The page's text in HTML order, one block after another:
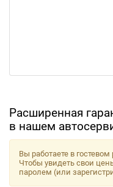
Расширенная
в нашем
Вы работаете в
Чтобы увидеть свои
паролем (или